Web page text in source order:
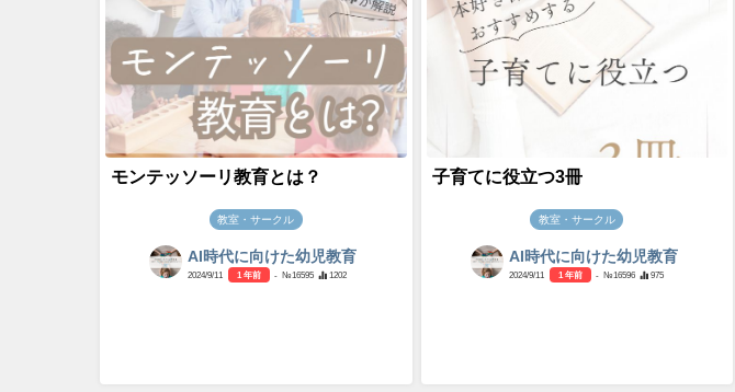
モンテッソーリ教育とは？
教室・サークル
AI時代に向けた幼児教育
2024/9/11 1 年前 - №16595 1202
子育てに役立つ3冊
教室・サークル
AI時代に向けた幼児教育
2024/9/11 1 年前 - №16596 975